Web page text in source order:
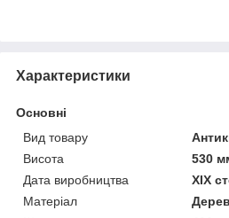
Характеристики
Основні
Вид товару
Висота
530
Дата виробництва
XIX
Матеріал